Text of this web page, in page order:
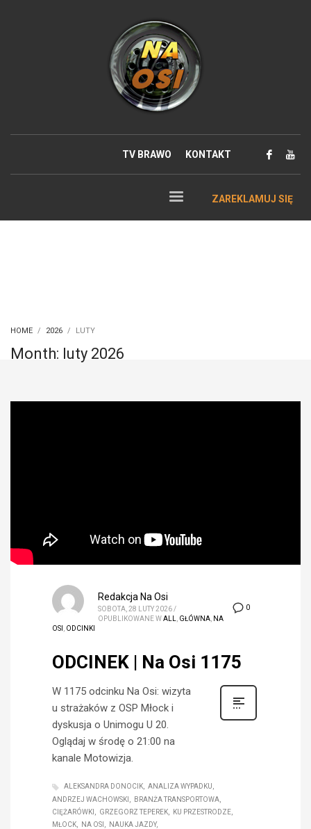
TV BRAWO KONTAKT
ZAREKLAMUJ SIĘ
HOME 2026 LUTY
Month: luty 2026
0
Redakcja Na Osi
SOBOTA, 28 LUTY 2026/
OPUBLIKOWANE WALL, GŁÓWNA, NA
OSI , ODCINKI
ODCINEK | Na Osi 1175
W 1175 odcinku Na Osi: wizyta
u strażaków z OSP Młock i
dyskusja o Unimogu U 20.
Oglądaj w środę o 21:00 na
kanale Motowizja.
ALEKSANDRA DONOCIK
ANALIZA WYPADKU
ANDRZEJ WACHOWSKI
BRANŻA TRANSPORTOWA
CIĘŻARÓWKI
GRZEGORZ TEPEREK
KU PRZESTRODZE
MŁOCK
NA OSI
NAUKA JAZDY